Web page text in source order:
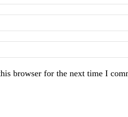
browser for the next time I